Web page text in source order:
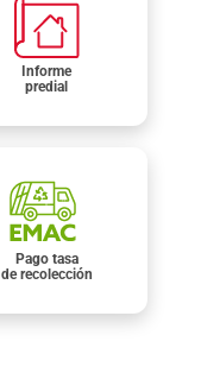
Informe
predial
Pago tasa
de recolección